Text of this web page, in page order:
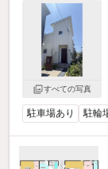
すべての写真
駐車場あり 駐輪